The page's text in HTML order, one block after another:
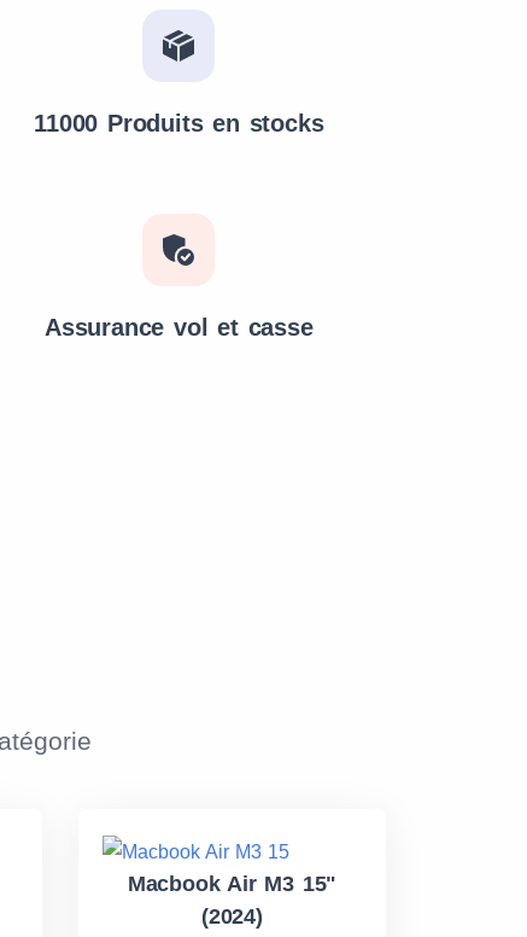
11000 Produits en stocks
Assurance vol et casse
Macbook Air M3 15"
(2024)